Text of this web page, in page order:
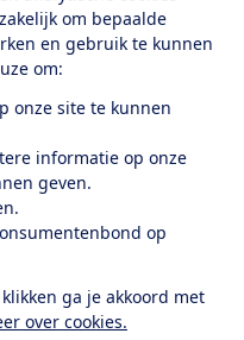
om bepaalde
en gebruik te kunnen
om:
onze site te kunnen
informatie op onze
geven.
op
klikken ga je akkoord met
over cookies.
Privacyverklaring
Instagram
YoutubeLinkedIn
met gemiddeld